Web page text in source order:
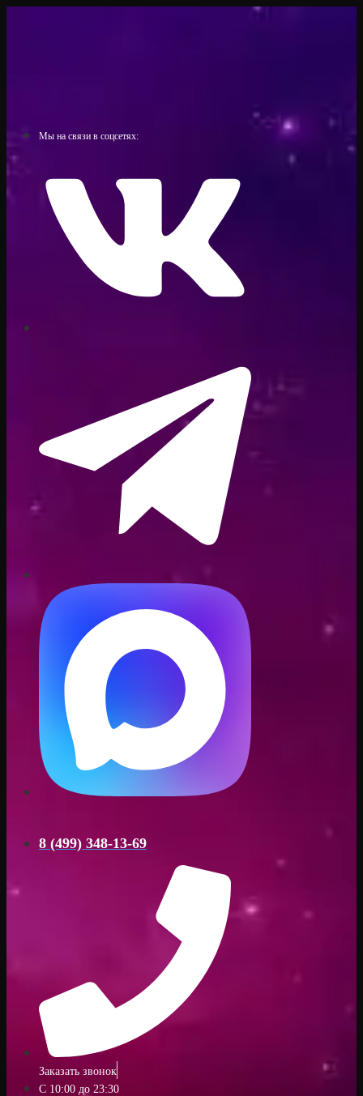
Мы на связи в соцсетях:
8 (499) 348-13-69
Заказать звонок
С 10:00 до 23:30